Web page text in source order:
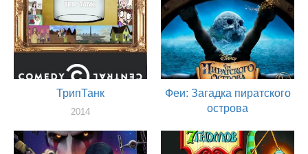
ТрипТанк
2014
Феи: Загадка пиратского
острова
актер